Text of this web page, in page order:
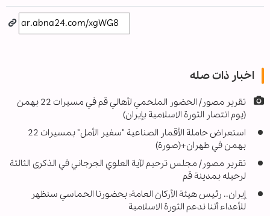
اخبار ذات صله
تقرير مصور/ الحضور الملحمي لأهالي قم في مسيرات 22 بهمن
(يوم انتصار الثورة الاسلامية بإيران)
استعراض حاملة الأقمار الصناعية "سفير الأمل" بمسيرات 22
بهمن في طهران+(صورة)
تقرير مصور/ مجلس ترحيم لآية العلوي الجرجاني في الذكرى الثالثة
لرحيله بمدينة قم
إيران.. رئيس هيئة الأركان العامة: بحضورنا الحماسي سنظهر
للأعداء أننا ندعم الثورة الاسلامية